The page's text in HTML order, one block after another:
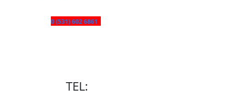
0 (531) 602 6861
TEL: